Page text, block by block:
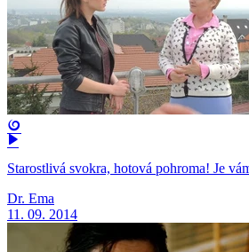
Starostlivá svokra, hotová pohroma! Je
Dr. Ema
11. 09. 2014